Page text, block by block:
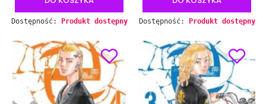
Dostępność: Produkt dostępny Dostępność: Produkt dostępny